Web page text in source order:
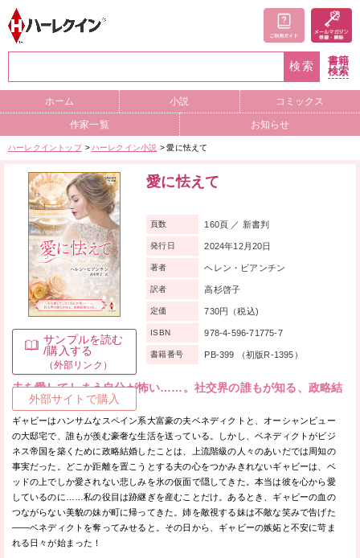
検索
書籍
検索
ホーム 小説 コミックス
作家一覧 お知らせ
ハーレクイントップ ハーレクイン小説 愛に怯えて
サンプルを読む
/購入する
（外部リンク）
外部サイトで購入
愛に怯えて
夫を愛してしまう自分が怖い……。社交界の誰もが知る、政略結
婚なのに。
ギャビーはハンサムなスペイン系大富豪の夫ベネディクトと、オーシャンビュー
の大邸宅で、誰もが羨む豪奢な生活を送っている。しかし、ベネディクトがビジ
ネス帝国を築くために政略結婚したことは、上流階級の人々のあいだでは周知の
事実だった。どこか距離を置こうとする夫の心をつかみきれないギャビーは、ベ
ッドの上でしか愛されない悲しみを氷の仮面で隠してきた。本当は彼を心から愛
しているのに……私の役目は跡継ぎを産むことだけ。あるとき、ギャビーの血の
つながらない美貌の妹が町に帰ってきた。姉を敵視する妹は不敵な笑みで告げた
——ベネディクトを奪ってみせると。その日から、ギャビーの嫉妬と不安に苛ま
れる日々が始まった！
頁数 160頁 ／ 新書判
発行日 2024年12月20日
著者 ヘレン・ビアンチン
訳者 高杉啓子
定価 730円（税込)
ISBN 978-4-596-71775-7
書籍番号 PB-399 （初版R-1395）